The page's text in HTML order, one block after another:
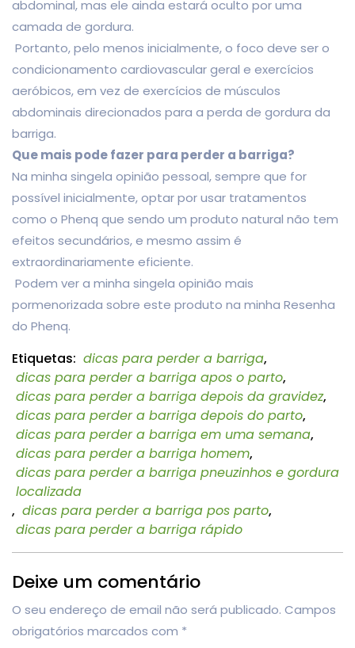
abdominal, mas ele ainda estará oculto por uma
camada de gordura.
Portanto, pelo menos inicialmente, o foco deve ser o
condicionamento cardiovascular geral e exercícios
aeróbicos, em vez de exercícios de músculos
abdominais direcionados para a perda de gordura da
barriga.
Que mais pode fazer para perder a barriga?
Na minha singela opinião pessoal, sempre que for
possível inicialmente, optar por usar tratamentos
como o Phenq que sendo um produto natural não tem
efeitos secundários, e mesmo assim é
extraordinariamente eficiente.
Podem ver a minha singela opinião mais
pormenorizada sobre este produto na minha Resenha
do Phenq.
Etiquetas: dicas para perder a barriga,
dicas para perder a barriga apos o parto,
dicas para perder a barriga depois da gravidez,
dicas para perder a barriga depois do parto,
dicas para perder a barriga em uma semana,
dicas para perder a barriga homem,
dicas para perder a barriga pneuzinhos e gordura
localizada
, dicas para perder a barriga pos parto,
dicas para perder a barriga rápido
Deixe um comentário
O seu endereço de email não será publicado. Campos
obrigatórios marcados com *